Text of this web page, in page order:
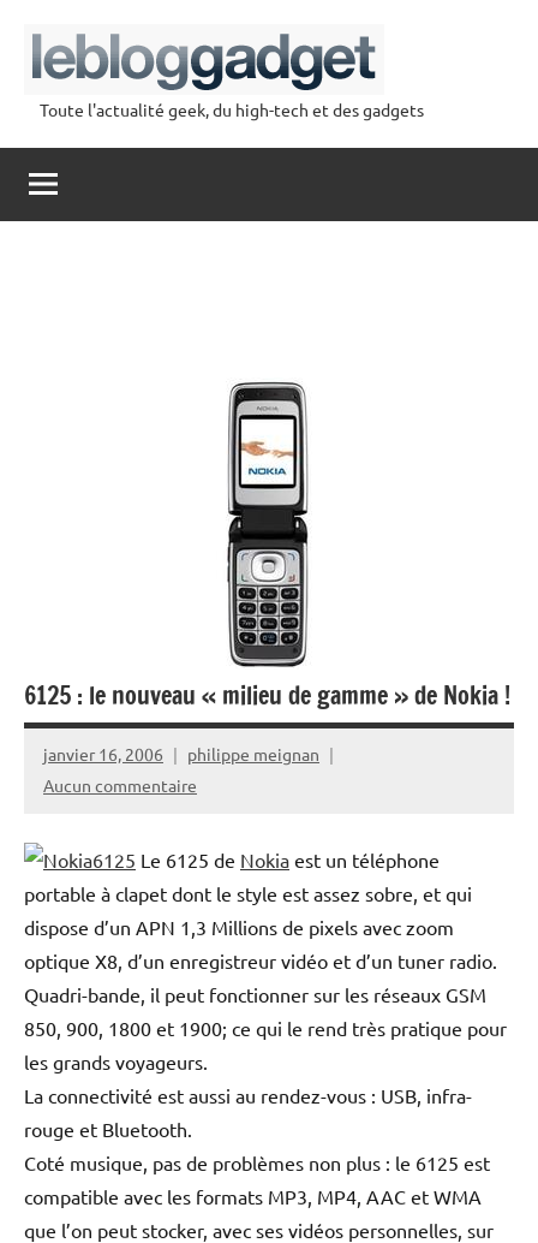
contenu
lebloggadget
Toute l'actualité geek, du high-tech et des gadgets
6125 : le nouveau « milieu de gamme » de Nokia !
janvier 16, 2006
philippe meignan
Aucun commentaire
Le 6125 de Nokia est un téléphone
portable à clapet dont le style est assez sobre, et qui
dispose d’un APN 1,3 Millions de pixels avec zoom
optique X8, d’un enregistreur vidéo et d’un tuner radio.
Quadri-bande, il peut fonctionner sur les réseaux GSM
850, 900, 1800 et 1900; ce qui le rend très pratique pour
les grands voyageurs.
La connectivité est aussi au rendez-vous : USB, infra-
rouge et Bluetooth.
Coté musique, pas de problèmes non plus : le 6125 est
compatible avec les formats MP3, MP4, AAC et WMA
que l’on peut stocker, avec ses vidéos personnelles, sur